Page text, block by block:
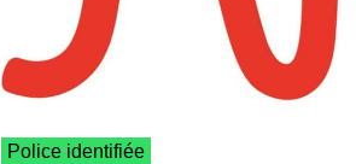
Police identifiée